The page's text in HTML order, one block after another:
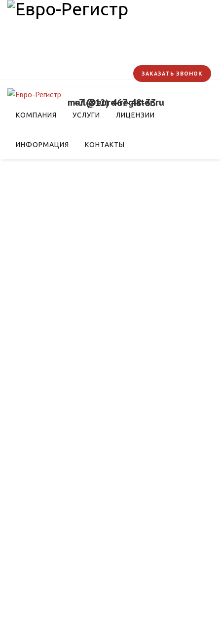
+7 (812) 467-48-33
mail@euro-register.ru
ЗАКАЗАТЬ ЗВОНОК
КОМПАНИЯ УСЛУГИ ЛИЦЕНЗИИ
ИНФОРМАЦИЯ КОНТАКТЫ
клинических